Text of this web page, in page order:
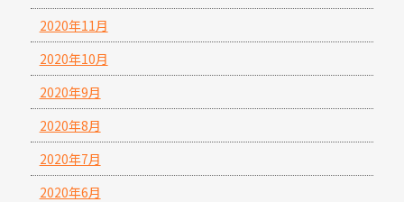
2020年11月
2020年10月
2020年9月
2020年8月
2020年7月
2020年6月